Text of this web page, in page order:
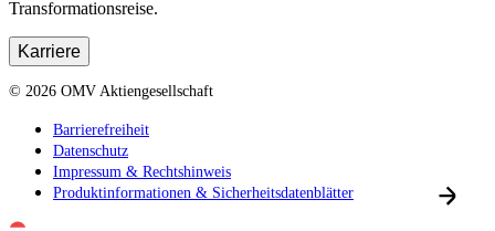
Transformationsreise.
Karriere
© 2026 OMV Aktiengesellschaft
Barrierefreiheit
Datenschutz
Impressum & Rechtshinweis
Produktinformationen & Sicherheitsdatenblätter